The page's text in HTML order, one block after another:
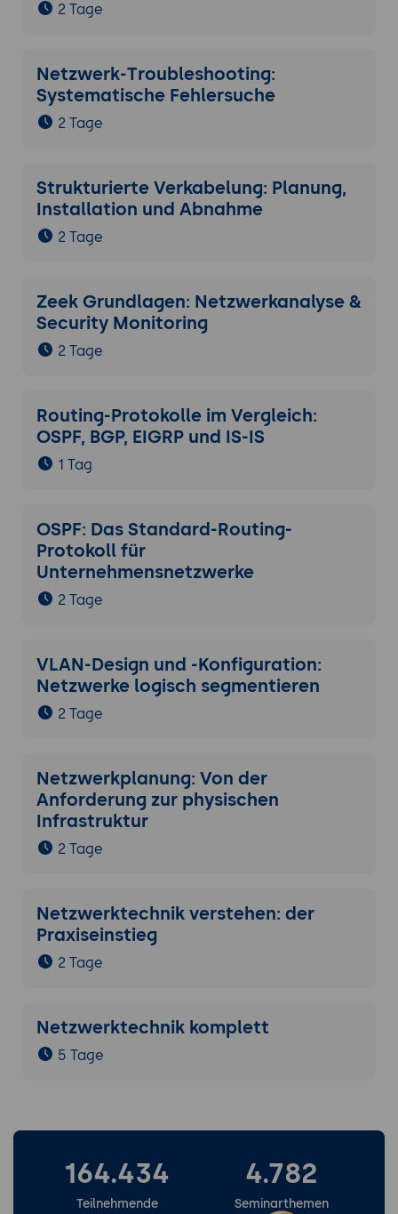
2 Tage
Netzwerk-Troubleshooting:
Systematische Fehlersuche
2 Tage
Strukturierte Verkabelung: Planung,
Installation und Abnahme
2 Tage
Zeek Grundlagen: Netzwerkanalyse &
Security Monitoring
2 Tage
Routing-Protokolle im Vergleich:
OSPF, BGP, EIGRP und IS-IS
1 Tag
OSPF: Das Standard-Routing-
Protokoll für
Unternehmensnetzwerke
2 Tage
VLAN-Design und -Konfiguration:
Netzwerke logisch segmentieren
2 Tage
Netzwerkplanung: Von der
Anforderung zur physischen
Infrastruktur
2 Tage
Netzwerktechnik verstehen: der
Praxiseinstieg
2 Tage
Netzwerktechnik komplett
5 Tage
164.434
Teilnehmende
4.782
Seminarthemen